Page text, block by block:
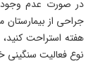
هفته استراحت
نوع فعالیت سنگینی